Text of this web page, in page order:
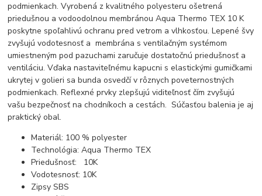
podmienkach. Vyrobená z kvalitného polyesteru ošetrená
priedušnou a vodoodolnou membránou Aqua Thermo TEX 10 K
poskytne spoľahlivú ochranu pred vetrom a vlhkosťou. Lepené švy
zvyšujú vodotesnosť a membrána s ventilačným systémom
umiestneným pod pazuchami zaručuje dostatočnú priedušnosť a
ventiláciu. Vďaka nastaviteľnému kapucni s elastickými gumičkami
ukrytej v golieri sa bunda osvedčí v rôznych poveternostných
podmienkach. Reflexné prvky zlepšujú viditeľnosť čím zvyšujú
vašu bezpečnosť na chodníkoch a cestách. Súčasťou balenia je aj
praktický obal.
Materiál: 100 % polyester
Technológia: Aqua Thermo TEX
Priedušnosť: 10K
Vodotesnosť: 10K
Zipsy SBS